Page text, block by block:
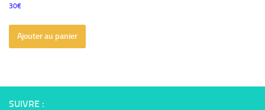
30€
Ajouter au panier
SUIVRE :